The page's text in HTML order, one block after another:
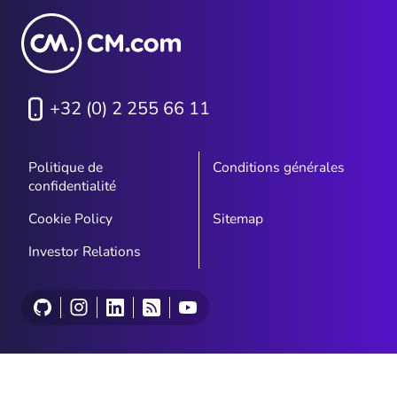
+32 (0) 2 255 66 11
Politique de
confidentialité
Conditions générales
Cookie Policy
Sitemap
Investor Relations